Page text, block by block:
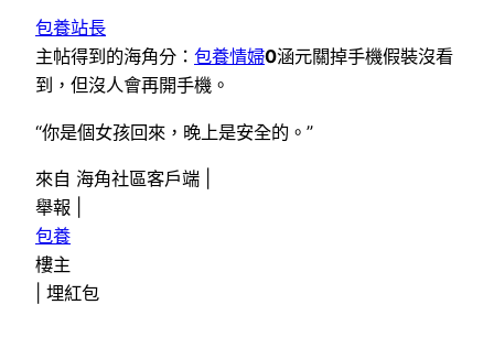
包養站長
主帖得到的海角分： 包養情婦0涵元關掉手機假裝沒看
到，但沒人會再開手機。
“你是個女孩回來，晚上是安全的。”
來自 海角社區客戶端 |
舉報 |
包養
樓主
埋紅包